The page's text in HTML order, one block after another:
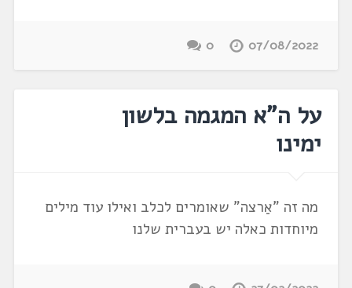
07/08/2022
0
על ה"א המגמה בלשון
ימינו
מה זה "אַרצה" שאומרים לכלב ואילו עוד מילים
מיוחדות כאלה יש בעברית שלנו